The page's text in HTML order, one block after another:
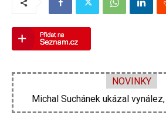
NOVINKY
Velká proměna Pavla Šporcla